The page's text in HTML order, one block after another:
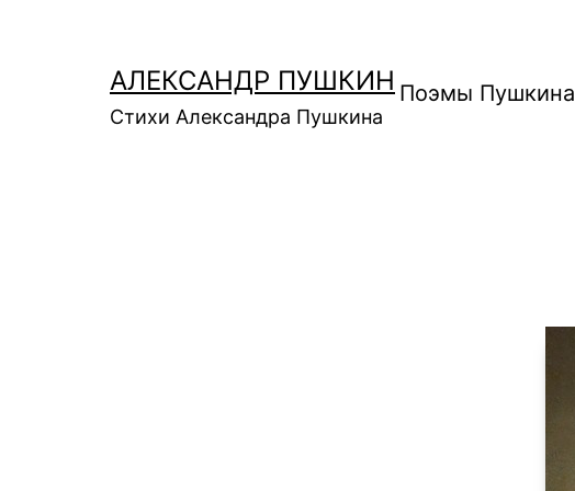
содержимомуАЛЕКСАНДР ПУШКИН
Стихи Александра Пушкина
Поэмы Пушкина